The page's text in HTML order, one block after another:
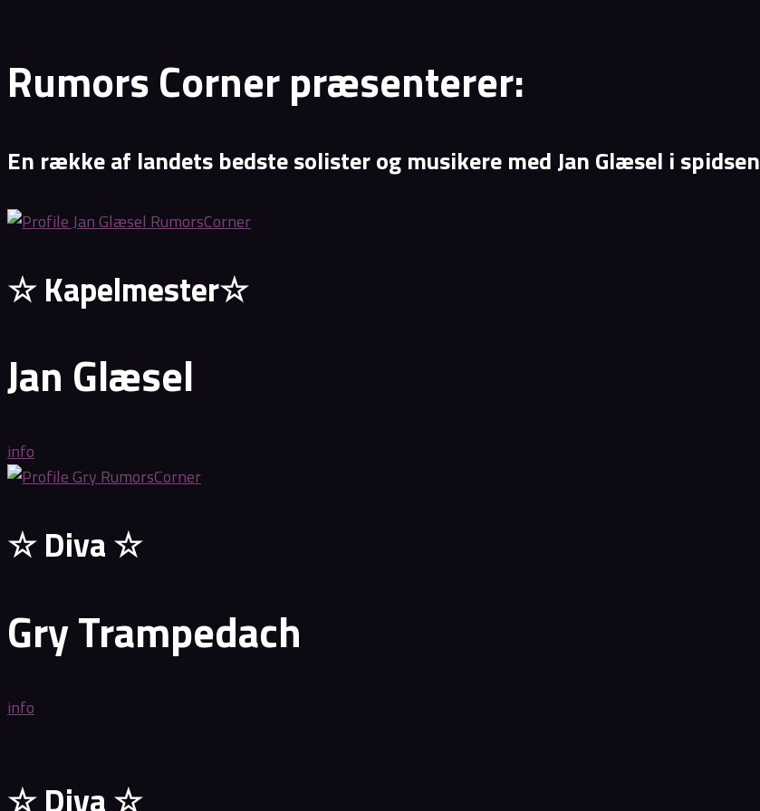
Rumors Corner præsenterer:
En række af landets bedste solister og musikere med Jan Glæsel i spidsen
☆ Kapelmester☆
Jan Glæsel
info
☆ Diva ☆
Gry Trampedach
info
☆ Diva ☆